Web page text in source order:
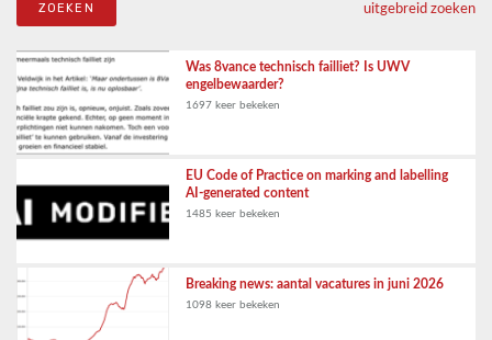
uitgebreid zoeken
Was 8vance technisch failliet? Is UWV
engelbewaarder?
1697 keer bekeken
EU Code of Practice on marking and labelling
AI-generated content
1485 keer bekeken
Breaking news: aantal vacatures in juni 2026
1098 keer bekeken